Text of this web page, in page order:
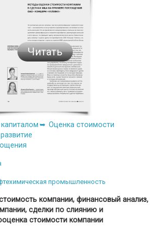
Читать
Оценка стоимости
промышленность
компании, финансовый анализ,
сделки по слиянию и
стоимости компании